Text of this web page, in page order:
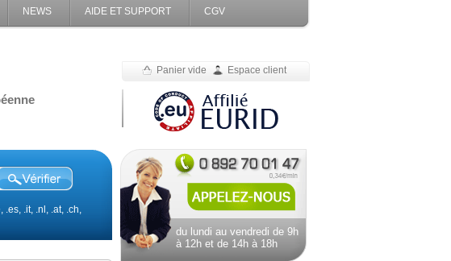
NEWS AIDE ET SUPPORT CGV
Panier vide Espace client
.es, .it, .nl, .at, .ch,
du lundi au vendredi de 9h
à 12h et de 14h à 18h